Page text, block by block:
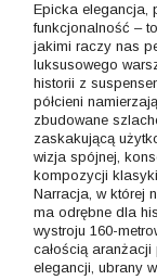
Epicka elegancja,
funkcjonalność –
jakimi raczy nas
luksusowego
historii z
półcieni
zbudowane
zaskakującą
wizja spójnej,
kompozycji
Narracja, w której
ma odrębne dla
wystroju 160-
całością aranżacji
elegancji, ubrany